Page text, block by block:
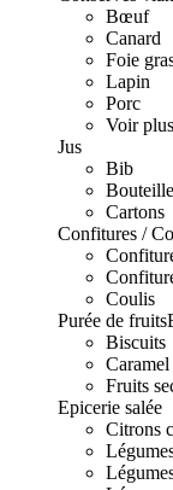
Bœuf
Canard
Foie
Lapin
Porc
Voir
Jus
Bib
Cartons
Confitures /
Coulis
Purée de fruits
Biscuits
Caramel
Fruits
Epicerie salée
Citrons